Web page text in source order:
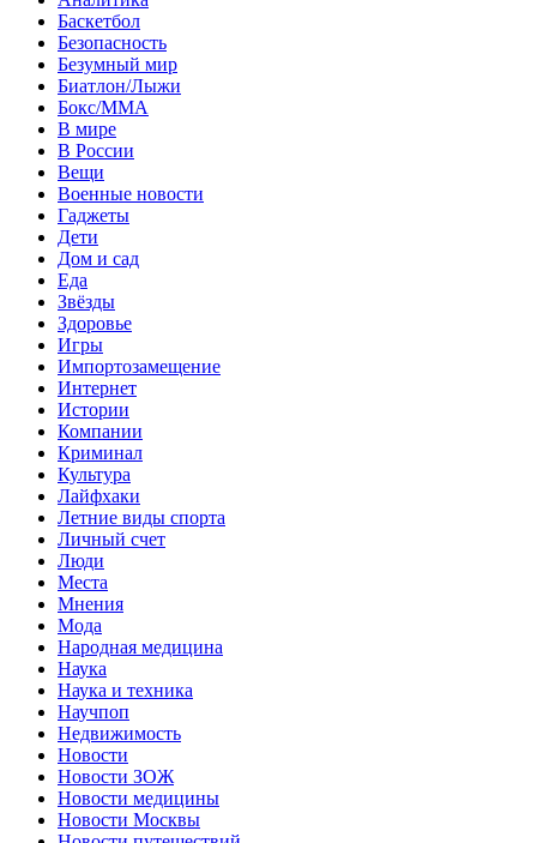
Баскетбол
Безопасность
Безумный мир
Биатлон/Лыжи
Бокс/MMA
В мире
В России
Вещи
Военные новости
Гаджеты
Дети
Дом и сад
Еда
Звёзды
Здоровье
Игры
Импортозамещение
Интернет
Истории
Компании
Криминал
Культура
Лайфхаки
Летние виды спорта
Личный счет
Люди
Места
Мнения
Мода
Народная медицина
Наука
Наука и техника
Научпоп
Недвижимость
Новости
Новости ЗОЖ
Новости медицины
Новости Москвы